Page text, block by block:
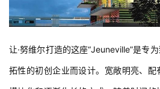
建
筑
计
让·努维尔打造的这座“Jeuneville”是专
拓性的初创企业而设计。宽敞明亮、